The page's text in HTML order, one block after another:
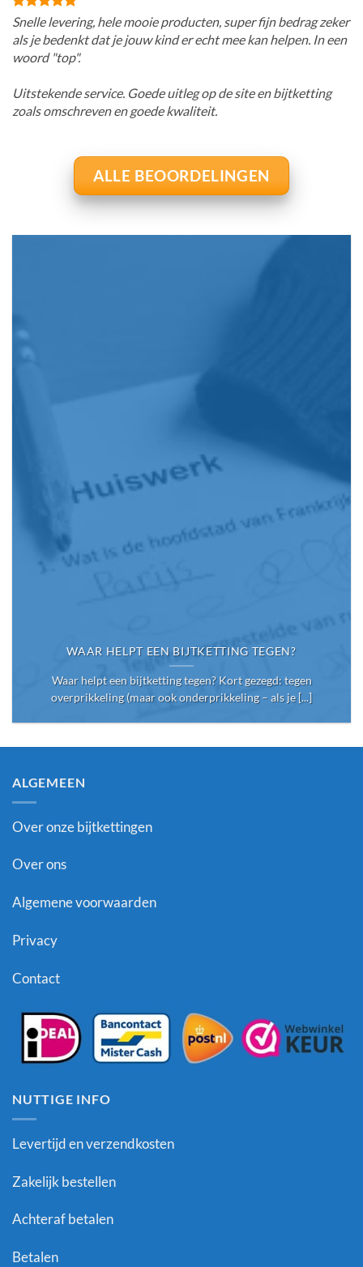
Snelle levering, hele mooie producten, super fijn bedrag zeker
als je bedenkt dat je jouw kind er echt mee kan helpen. In een
woord "top".
Uitstekende service. Goede uitleg op de site en bijtketting
zoals omschreven en goede kwaliteit.
ALLE BEOORDELINGEN
WAAR HELPT EEN BIJTKETTING TEGEN?
Waar helpt een bijtketting tegen? Kort gezegd: tegen
overprikkeling (maar ook onderprikkeling – als je [...]
ALGEMEEN
Over onze bijtkettingen
Over ons
Algemene voorwaarden
Privacy
Contact
NUTTIGE INFO
Levertijd en verzendkosten
Zakelijk bestellen
Achteraf betalen
Betalen